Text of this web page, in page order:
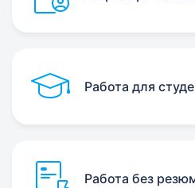
Работа для
Работа без